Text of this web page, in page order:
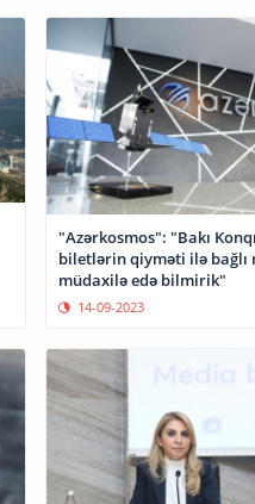
"Azərkosmos": "Bakı
biletlərin qiyməti ilə bağlı
müdaxilə edə bilmirik"
14-09-2023